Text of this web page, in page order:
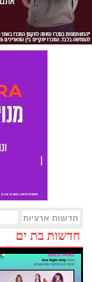
חדשות ארציות
חדשות בת ים